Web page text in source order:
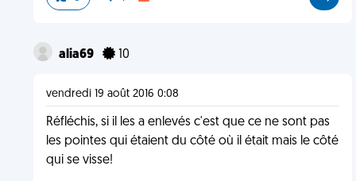
alia69 10
vendredi 19 août 2016 0:08
Réfléchis, si il les a enlevés c'est que ce ne sont pas
les pointes qui étaient du côté où il était mais le côté
qui se visse!